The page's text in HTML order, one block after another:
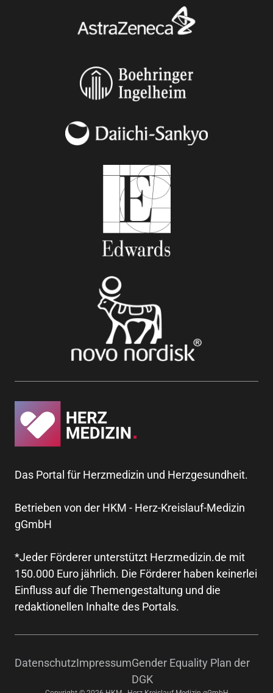
Das Portal für Herzmedizin und Herzgesundheit.
Betrieben von der HKM - Herz-Kreislauf-Medizin
gGmbH
*Jeder Förderer unterstützt Herzmedizin.de mit
150.000 Euro jährlich. Die Förderer haben keinerlei
Einfluss auf die Themengestaltung und die
redaktionellen Inhalte des Portals.
DatenschutzImpressumGender Equality Plan der
DGK